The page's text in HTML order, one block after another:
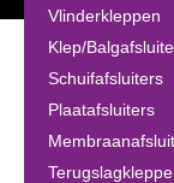
Vlinderkleppen
Klep/
Schuifafsluiters
Plaatafsluiters